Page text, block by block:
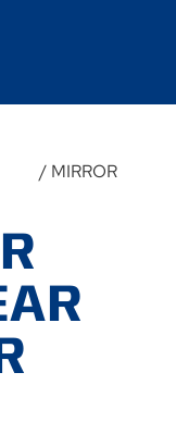
/ MIRROR